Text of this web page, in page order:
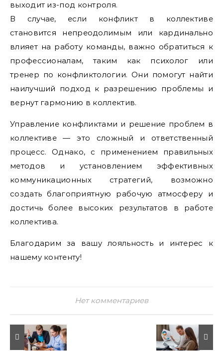
выходит из-под контроля.
В случае, если конфликт в коллективе
становится непреодолимым или кардинально
влияет на работу команды, важно обратиться к
профессионалам, таким как психолог или
тренер по конфликтологии. Они помогут найти
наилучший подход к разрешению проблемы и
вернут гармонию в коллектив.
Управление конфликтами и решение проблем в
коллективе — это сложный и ответственный
процесс. Однако, с применением правильных
методов и установлением эффективных
коммуникационных стратегий, возможно
создать благоприятную рабочую атмосферу и
достичь более высоких результатов в работе
коллектива.
Благодарим за вашу лояльность и интерес к
нашему контенту!
Нет комментариев